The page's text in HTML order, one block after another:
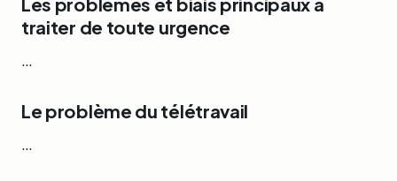
traiter de toute urgence
…
Le problème du télétravail
…